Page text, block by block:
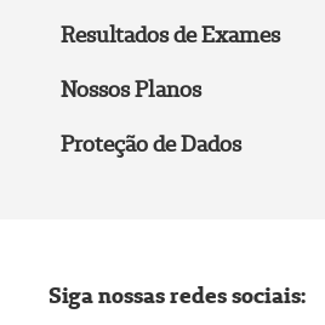
Resultados de Exames
Nossos Planos
Proteção de Dados
Siga nossas redes sociais: